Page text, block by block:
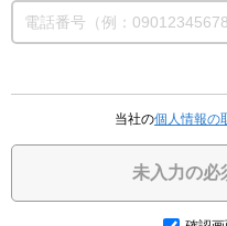
当社の個人情報の
未入力の必